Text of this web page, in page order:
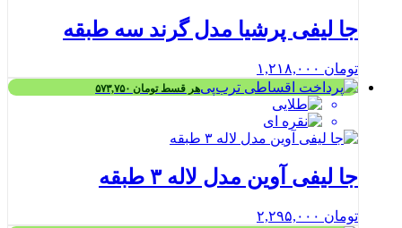
جا لیفی پرشیا مدل گرند سه طبقه
تومان
هر قسطتومان
جا لیفی آوین مدل لاله ۳ طبقه
تومان